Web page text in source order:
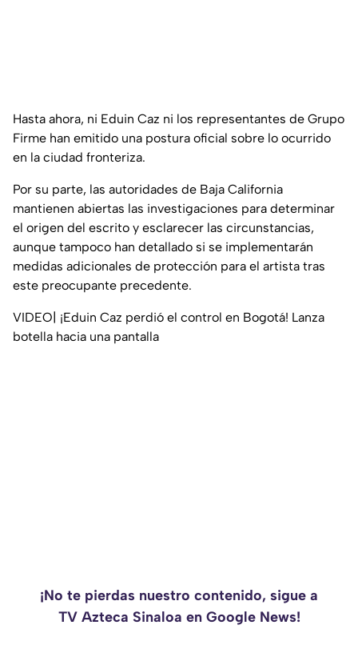
Hasta ahora, ni Eduin Caz ni los representantes de Grupo
Firme han emitido una postura oficial sobre lo ocurrido
en la ciudad fronteriza.
Por su parte, las autoridades de Baja California
mantienen abiertas las investigaciones para determinar
el origen del escrito y esclarecer las circunstancias,
aunque tampoco han detallado si se implementarán
medidas adicionales de protección para el artista tras
este preocupante precedente.
VIDEO| ¡Eduin Caz perdió el control en Bogotá! Lanza
botella hacia una pantalla
¡No te pierdas nuestro contenido, sigue a
TV Azteca Sinaloa en Google News!